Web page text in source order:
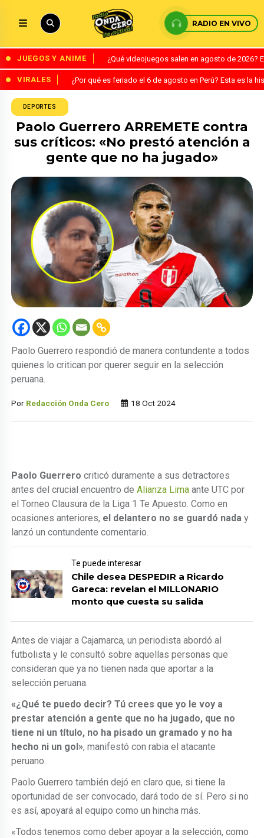
RADIO EN VIVO
JUEGOS Y ANIME ¿Qué videojuegos salen en agosto de
VIRALES ¿Por qué es feriado el 6 de agosto en Perú? Esta es la
DEPORTES
Paolo Guerrero ARREMETE contra
sus críticos: «No prestó atención a
gente que no ha jugado»
Paolo Guerrero respondió de manera contundente a todos
quienes lo critican por querer seguir en la selección
peruana.
Por Redacción Onda Cero 18 Oct 2024
Paolo Guerrero criticó duramente a sus detractores
antes del crucial encuentro deAlianza Lima ante UTC por
el Torneo Clausura de la Liga 1 Te Apuesto. Como en
ocasiones anteriores, el delantero no se guardó nada y
lanzó un contundente comentario.
Te puede interesar
Chile desea DESPEDIR a Ricardo
Gareca: revelan el MILLONARIO
monto que cuesta su salida
Antes de viajar a Cajamarca, un periodista abordó al
futbolista y le consultó sobre aquellas personas que
consideran que ya no tienen nada que aportar a la
selección peruana.
«¿Qué te puedo decir? Tú crees que yo le voy a
prestar atención a gente que no ha jugado, que no
tiene ni un título, no ha pisado un gramado y no ha
hecho ni un gol», manifestó con rabia el atacante
peruano.
Paolo Guerrero también dejó en claro que, si tiene la
oportunidad de ser convocado, dará todo de sí. Pero si no
es así, apoyará al equipo como un hincha más.
«Todos tenemos como deber apoyar a la selección, como